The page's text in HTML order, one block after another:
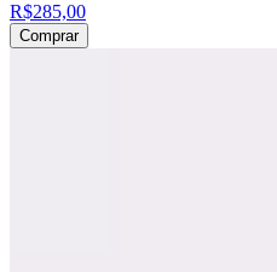
R$285,00
Comprar